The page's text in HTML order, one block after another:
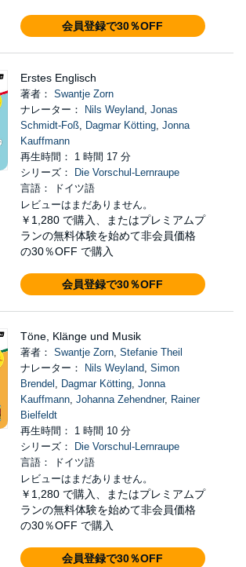
会員登録で30％OFF
Erstes Englisch
著者： Swantje Zorn
ナレーター：
Nils Weyland, Jonas
Schmidt-Foß, Dagmar Kötting, Jonna
Kauffmann
再生時間： 1 時間 17 分
シリーズ：
Die Vorschul-Lernraupe
言語： ドイツ語
レビューはまだありません。
￥1,280 で購入、またはプレミアムプ
ランの無料体験を始めて非会員価格
の30％OFF で購入
会員登録で30％OFF
Töne, Klänge und Musik
著者： Swantje Zorn, Stefanie Theil
ナレーター：
Nils Weyland, Simon
Brendel , Dagmar Kötting, Jonna
Kauffmann, Johanna Zehendner, Rainer
Bielfeldt
再生時間： 1 時間 10 分
シリーズ：
Die Vorschul-Lernraupe
言語： ドイツ語
レビューはまだありません。
￥1,280 で購入、またはプレミアムプ
ランの無料体験を始めて非会員価格
の30％OFF で購入
会員登録で30％OFF